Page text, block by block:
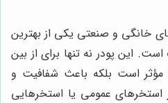
خانگی و صنعتی یکی از بهترین
این پودر نه تنها برای از بین
مؤثر است بلکه باعث شفافیت و
عمومی یا استخرهایی